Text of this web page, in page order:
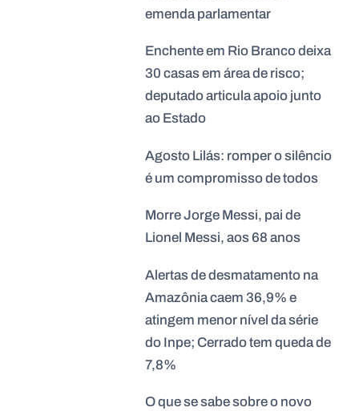
emenda parlamentar
Enchente em Rio Branco deixa
30 casas em área de risco;
deputado articula apoio junto
ao Estado
Agosto Lilás: romper o silêncio
é um compromisso de todos
Morre Jorge Messi, pai de
Lionel Messi, aos 68 anos
Alertas de desmatamento na
Amazônia caem 36,9% e
atingem menor nível da série
do Inpe; Cerrado tem queda de
7,8%
O que se sabe sobre o novo